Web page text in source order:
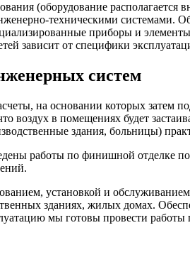
(оборудование
техническими системами.
приборы и
зависит от специфики
систем
на основании которых затем
воздух в помещениях будет
здания, больницы)
работы по финишной отделке
установкой и
зданиях, жилых домах.
мы готовы провести